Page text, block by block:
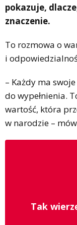
pokazuje,
znaczenie.
To rozmowa o
i
– Każdy ma
do wypełnienia.
wartość, która
w narodzie –
Tak